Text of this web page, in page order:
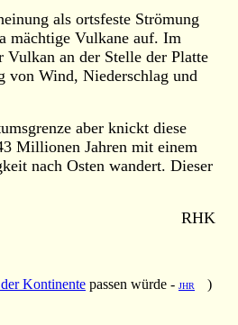
als ortsfeste Strömung
mächtige Vulkane auf. Im
an der Stelle der Platte
von Wind, Niederschlag und
aber knickt diese
Millionen Jahren mit einem
nach Osten wandert. Dieser
RHK
Kontinente passen würde - JHR )